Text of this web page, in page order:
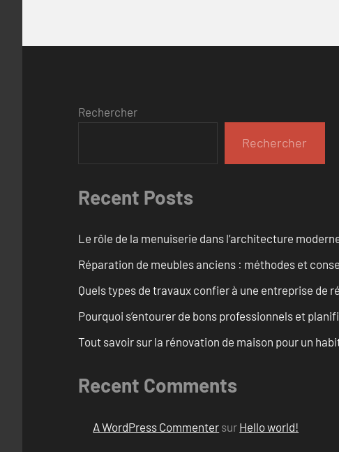
Rechercher
Rechercher
Recent Posts
Le rôle de la menuiserie dans l’architecture
Réparation de meubles anciens : méthodes et
Quels types de travaux confier à une entreprise de
Pourquoi s’entourer de bons professionnels et
Tout savoir sur la rénovation de maison pour un
Recent Comments
A WordPress Commenter sur Hello world!